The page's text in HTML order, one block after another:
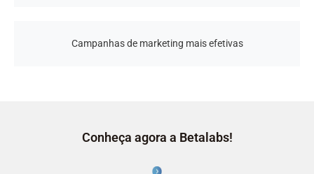
Campanhas de marketing mais efetivas
Conheça agora a Betalabs!